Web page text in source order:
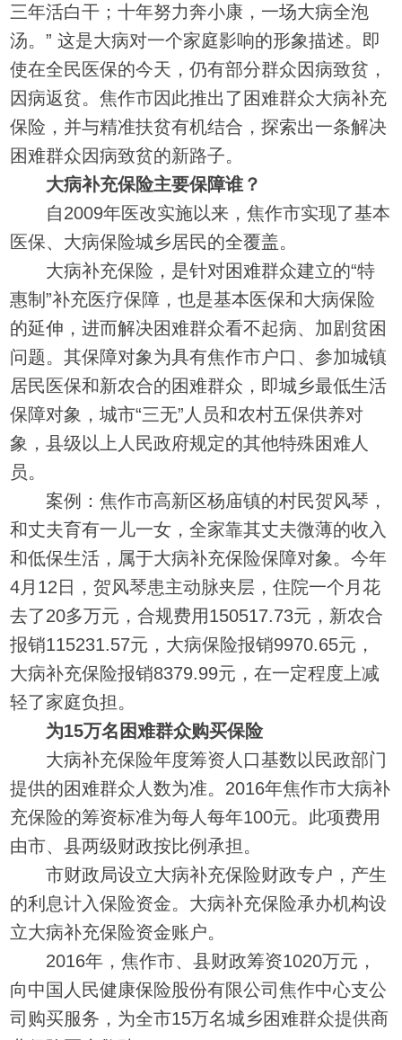
三年活白干；十年努力奔小康，一场大病全泡
汤。” 这是大病对一个家庭影响的形象描述。即
使在全民医保的今天，仍有部分群众因病致贫，
因病返贫。焦作市因此推出了困难群众大病补充
保险，并与精准扶贫有机结合，探索出一条解决
困难群众因病致贫的新路子。
大病补充保险主要保障谁？
自2009年医改实施以来，焦作市实现了基本
医保、大病保险城乡居民的全覆盖。
大病补充保险，是针对困难群众建立的“特
惠制”补充医疗保障，也是基本医保和大病保险
的延伸，进而解决困难群众看不起病、加剧贫困
问题。其保障对象为具有焦作市户口、参加城镇
居民医保和新农合的困难群众，即城乡最低生活
保障对象，城市“三无”人员和农村五保供养对
象，县级以上人民政府规定的其他特殊困难人
员。
案例：焦作市高新区杨庙镇的村民贺风琴，
和丈夫育有一儿一女，全家靠其丈夫微薄的收入
和低保生活，属于大病补充保险保障对象。今年
4月12日，贺风琴患主动脉夹层，住院一个月花
去了20多万元，合规费用150517.73元，新农合
报销115231.57元，大病保险报销9970.65元，
大病补充保险报销8379.99元，在一定程度上减
轻了家庭负担。
为15万名困难群众购买保险
大病补充保险年度筹资人口基数以民政部门
提供的困难群众人数为准。2016年焦作市大病补
充保险的筹资标准为每人每年100元。此项费用
由市、县两级财政按比例承担。
市财政局设立大病补充保险财政专户，产生
的利息计入保险资金。大病补充保险承办机构设
立大病补充保险资金账户。
2016年，焦作市、县财政筹资1020万元，
向中国人民健康保险股份有限公司焦作中心支公
司购买服务，为全市15万名城乡困难群众提供商